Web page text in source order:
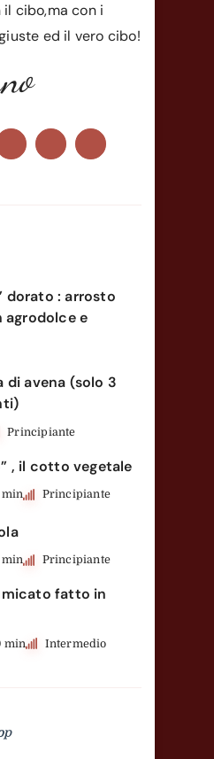
cibo,ma con i
ed il vero cibo!
dorato : arrosto
e
di avena (solo 3
Principiante
, il cotto vegetale
min Principiante
min Principiante
fatto in
min Intermedio